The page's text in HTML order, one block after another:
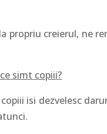
propriu creierul, ne
simt copiii?
isi dezvelesc